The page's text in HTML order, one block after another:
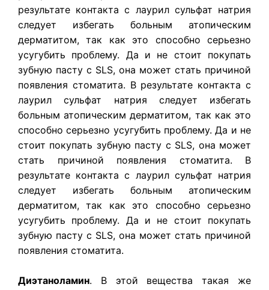
результате контакта с лаурил сульфат натрия
следует избегать больным атопическим
дерматитом, так как это способно серьезно
усугубить проблему. Да и не стоит покупать
зубную пасту с SLS, она может стать причиной
появления стоматита. В результате контакта с
лаурил сульфат натрия следует избегать
больным атопическим дерматитом, так как это
способно серьезно усугубить проблему. Да и не
стоит покупать зубную пасту с SLS, она может
стать причиной появления стоматита. В
результате контакта с лаурил сульфат натрия
следует избегать больным атопическим
дерматитом, так как это способно серьезно
усугубить проблему. Да и не стоит покупать
зубную пасту с SLS, она может стать причиной
появления стоматита.
Диэтаноламин. В этой вещества такая же